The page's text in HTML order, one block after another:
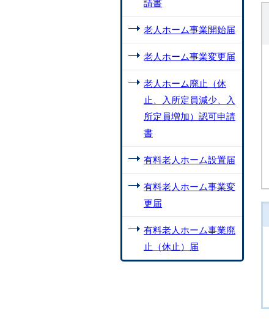
請書
老人ホーム事業開始届
老人ホーム事業変更届
老人ホーム廃止（休
止、入所定員減少、入
所定員増加）認可申請
書
有料老人ホーム設置届
有料老人ホーム事業変
更届
有料老人ホーム事業廃
止（休止）届